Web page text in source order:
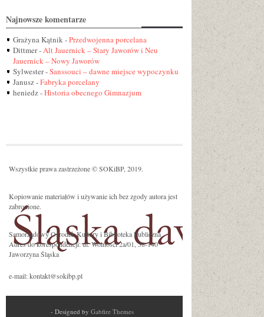
Najnowsze komentarze
Grażyna Kątnik-Przedwojenna porcelana
Dittmer-Alt Jauernick – Stary Jaworów i Neu
Jauernick – Nowy Jaworów
Sylwester-Sanssouci – dawne miejsce wypoczynku
Janusz-Fabryka porcelany
heniedz-Historia obecnego Gimnazjum
Wszystkie prawa zastrzeżone © SOKiBP, 2019.
Kopiowanie materiałów i używanie ich bez zgody autora jest
zabronione.
Samorządowy Ośrodek Kultury i Biblioteka Publiczna
Adres do korespondencji: ul. Wolności 2a/01, 58-140
Jaworzyna Śląska
e-mail: kontakt@sokibp.pl
- Designed by Gabfire Themes